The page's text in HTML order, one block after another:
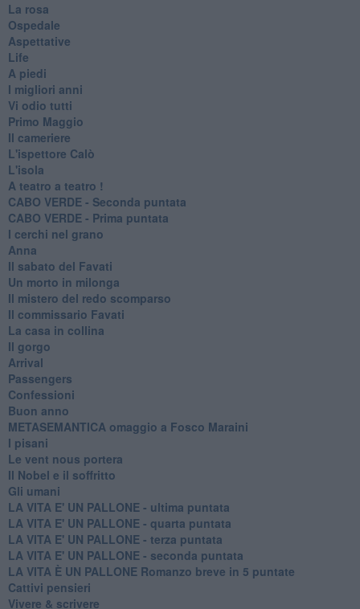
La rosa
Ospedale
Aspettative
Life
A piedi
I migliori anni
Vi odio tutti
Primo Maggio
Il cameriere
L'ispettore Calò
L'isola
A teatro a teatro !
CABO VERDE - Seconda puntata
CABO VERDE - Prima puntata
I cerchi nel grano
Anna
Il sabato del Favati
Un morto in milonga
Il mistero del redo scomparso
Il commissario Favati
La casa in collina
Il gorgo
Arrival
Passengers
Confessioni
Buon anno
METASEMANTICA omaggio a Fosco Maraini
I pisani
Le vent nous portera
Il Nobel e il soffritto
Gli umani
LA VITA E' UN PALLONE - ultima puntata
LA VITA E' UN PALLONE - quarta puntata
LA VITA E' UN PALLONE - terza puntata
LA VITA E' UN PALLONE - seconda puntata
LA VITA È UN PALLONE Romanzo breve in 5 puntate
Cattivi pensieri
Vivere & scrivere